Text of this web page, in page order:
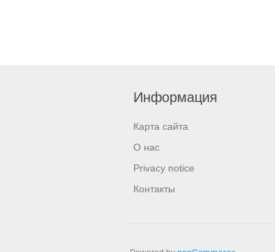
Информация
Карта сайта
О нас
Privacy notice
Контакты